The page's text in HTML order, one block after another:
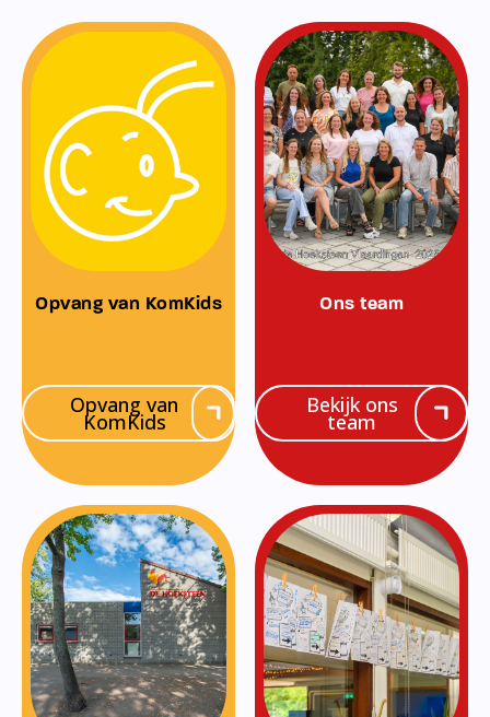
Opvang van KomKids
Opvang van
KomKids
Ons team
Bekijk ons
team